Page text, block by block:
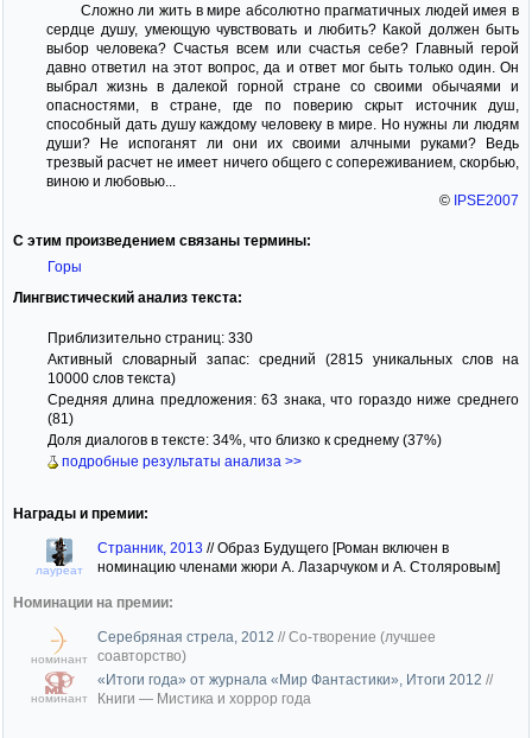
Сложно ли жить в мире абсолютно прагматичных людей имея в
сердце душу, умеющую чувствовать и любить? Какой должен быть
выбор человека? Счастья всем или счастья себе? Главный герой
давно ответил на этот вопрос, да и ответ мог быть только один. Он
выбрал жизнь в далекой горной стране со своими обычаями и
опасностями, в стране, где по поверию скрыт источник душ,
способный дать душу каждому человеку в мире. Но нужны ли людям
души? Не испоганят ли они их своими алчными руками? Ведь
трезвый расчет не имеет ничего общего с сопереживанием, скорбью,
виною и любовью...
© IPSE2007
С этим произведением связаны термины:
Горы
Лингвистический анализ текста:
Приблизительно страниц: 330
Активный словарный запас: средний (2815 уникальных слов на
10000 слов текста)
Средняя длина предложения: 63 знака, что гораздо ниже среднего
(81)
Доля диалогов в тексте: 34%, что близко к среднему (37%)
подробные результаты анализа >>
Награды и премии:
лауреат
Странник, 2013 //Образ Будущего [Роман включен в
номинацию членами жюри А. Лазарчуком и А. Столяровым]
Номинации на премии:
номинант
Серебряная стрела, 2012 //Со-творение (лучшее
соавторство)
номинант
«Итоги года» от журнала «Мир Фантастики», Итоги 2012 //
Книги — Мистика и хоррор года